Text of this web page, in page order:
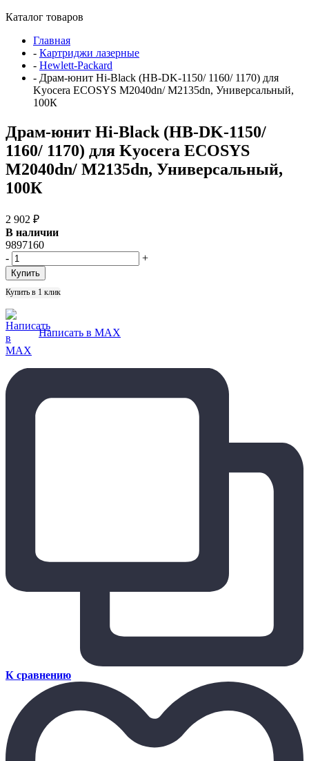
Каталог товаров
Главная
- Картриджи лазерные
- Hewlett-Packard
- Драм-юнит Hi-Black (HB-DK-1150/ 1160/ 1170) для
Kyocera ECOSYS M2040dn/ M2135dn, Универсальный,
100К
Драм-юнит Hi-Black (HB-DK-1150/
1160/ 1170) для Kyocera ECOSYS
M2040dn/ M2135dn, Универсальный,
100К
2 902 ₽
В наличии
9897160
-
+
Купить в 1 клик
Написать в MAX
К сравнению